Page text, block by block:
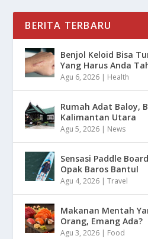
BERITA TERBARU
Benjol Keloid Bisa
Yang Harus Anda
Agu 6, 2026 | Health
Rumah Adat Baloy,
Kalimantan Utara
Agu 5, 2026 | News
Sensasi Paddle
Opak Baros Bantul
Agu 4, 2026 |Travel
Makanan Mentah
Orang, Emang Ada?
Agu 3, 2026 | Food